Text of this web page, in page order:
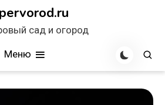
pervorod.ru
сад и огород
Меню